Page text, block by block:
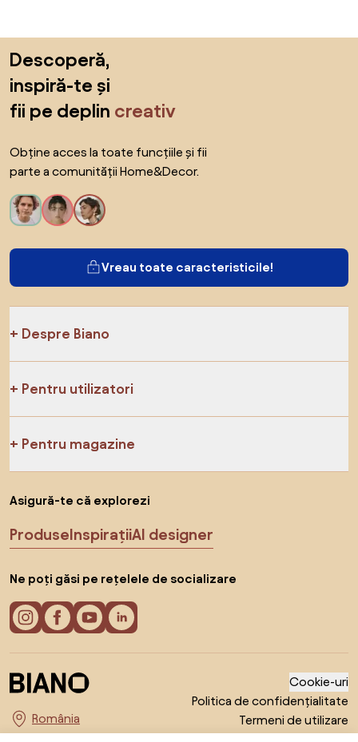
Descoperă,
inspiră-te și
fii pe deplin creativ
Obține acces la toate funcțiile și fii
parte a comunității Home&Decor.
Vreau toate caracteristicile!
Despre Biano
Pentru utilizatori
Pentru magazine
Asigură-te că explorezi
ProduseInspirațiiAI designer
Ne poți găsi pe rețelele de socializare
Alege țara
Cookie-uri
Politica de confidențialitate
Termeni de utilizare